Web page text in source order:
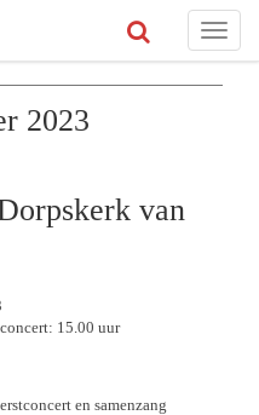
Toggle
2023
van
15.00 uur
en samenzang